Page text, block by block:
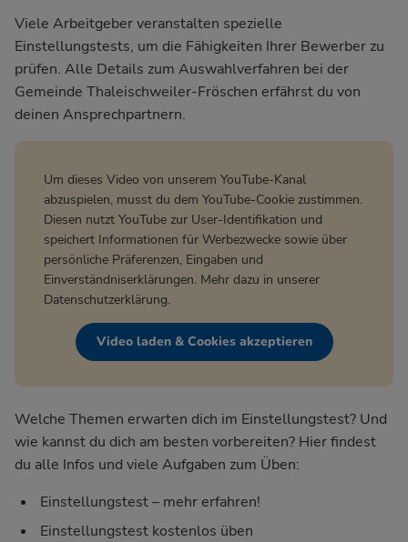
Viele Arbeitgeber veranstalten spezielle
Einstellungstests, um die Fähigkeiten Ihrer Bewerber zu
prüfen. Alle Details zum Auswahlverfahren bei der
Gemeinde Thaleischweiler-Fröschen erfährst du von
deinen Ansprechpartnern.
Um dieses Video von unserem YouTube-Kanal
abzuspielen, musst du dem YouTube-Cookie zustimmen.
Diesen nutzt YouTube zur User-Identifikation und
speichert Informationen für Werbezwecke sowie über
persönliche Präferenzen, Eingaben und
Einverständniserklärungen. Mehr dazu in unserer
Datenschutzerklärung.
Video laden & Cookies akzeptieren
Welche Themen erwarten dich im Einstellungstest? Und
wie kannst du dich am besten vorbereiten? Hier findest
du alle Infos und viele Aufgaben zum Üben:
Einstellungstest – mehr erfahren!
Einstellungstest kostenlos üben